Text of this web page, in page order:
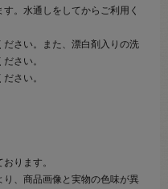
。水通しをしてからご利用く
さい。また、漂白剤入りの洗
さい。
さい。
ります。
り、商品画像と実物の色味が異